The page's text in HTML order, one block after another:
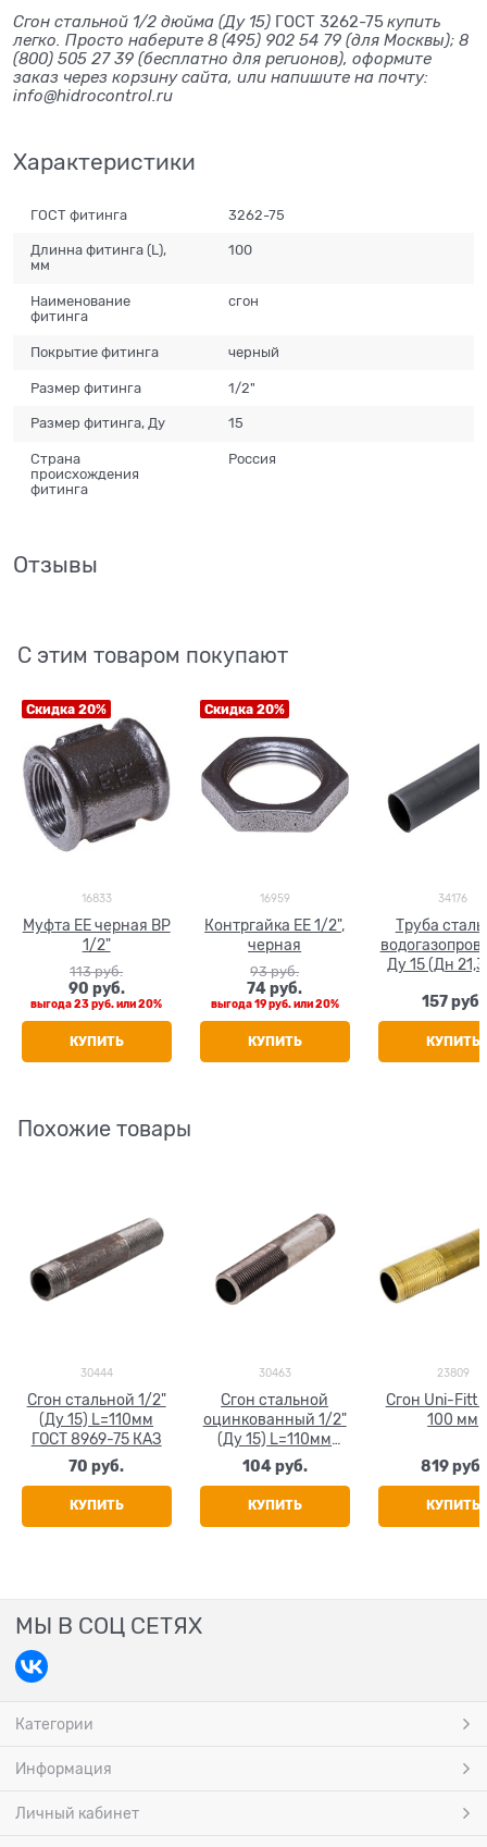
Сгон стальной 1/2 дюйма (Ду 15) ГОСТ 3262-75купить
легко. Просто наберите 8 (495) 902 54 79 (для Москвы); 8
(800) 505 27 39 (бесплатно для регионов), оформите
заказ через корзину сайта, или напишите на почту:
info@hidrocontrol.ru
Характеристики
ГОСТ фитинга 3262-75
Длинна фитинга (L),
мм
100
Наименование
фитинга
сгон
Покрытие фитинга черный
Размер фитинга 1/2"
Размер фитинга, Ду 15
Страна
происхождения
фитинга
Россия
Отзывы
С этим товаром покупают
Скидка 20%
16833
Муфта ЕЕ черная ВР
1/2"
113 руб.
90 руб.
выгода23 руб.или20%
КУПИТЬ
Скидка 20%
16959
Контргайка ЕЕ 1/2",
черная
93 руб.
74 руб.
выгода19 руб.или20%
КУПИТЬ
34176
Труба
Ду 15 (Дн
157 руб.
КУПИТЬ
Похожие товары
30444
Сгон стальной 1/2"
(Ду 15) L=110мм
ГОСТ 8969-75 КАЗ
70 руб.
КУПИТЬ
30463
Сгон стальной
оцинкованный 1/2"
(Ду 15) L=110мм
ГОСТ 8969-75 КАЗ
104 руб.
КУПИТЬ
23809
Сгон Uni-Fitt
100 мм
819 руб.
КУПИТЬ
МЫ В СОЦ СЕТЯХ
Категории
Информация
Личный кабинет